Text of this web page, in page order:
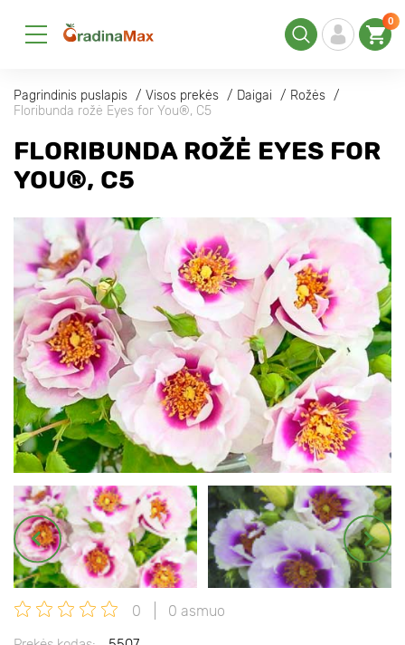
0
Pagrindinis puslapis Visos prekės Daigai
Rožės
Floribunda rožė Eyes for You®, C5
FLORIBUNDA ROŽĖ EYES FOR
YOU®, C5
0 0 asmuo